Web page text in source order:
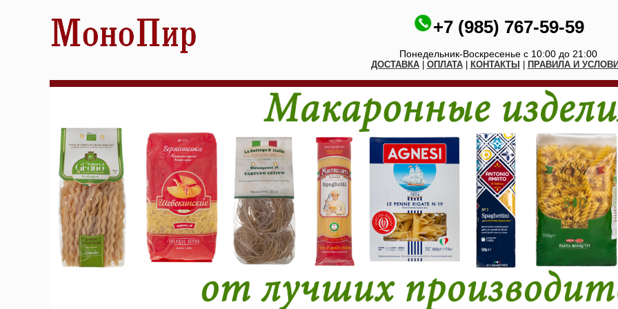
+7 (985) 767-59-59
Понедельник-Воскресенье с 10:00 до 21:00
ДОСТАВКА| ОПЛАТА| КОНТАКТЫ ПРАВИЛА И